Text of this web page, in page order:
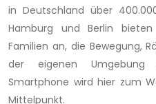
in Deutschland über
Hamburg und Berlin
Familien an, die Bewegung,
der eigenen Umgebung
Smartphone wird hier zum
Mittelpunkt.